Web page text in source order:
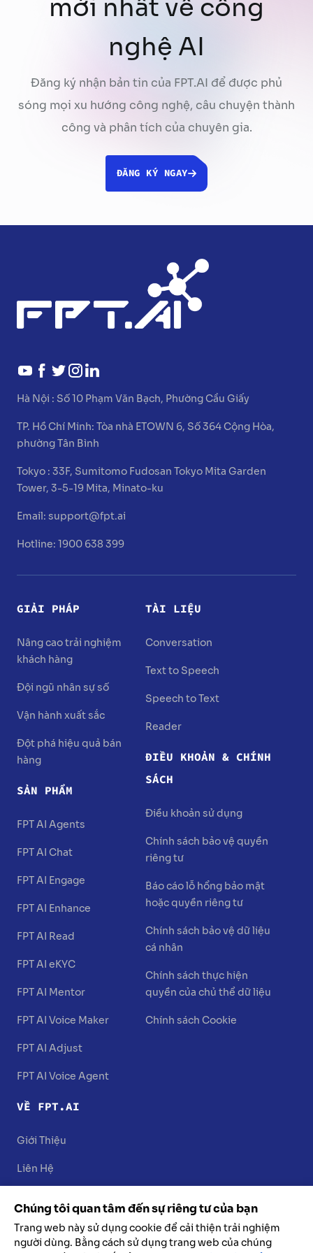
nghệ AI
Đăng ký nhận bản tin của FPT.AI để được phủ
sóng mọi xu hướng công nghệ, câu chuyện thành
công và phân tích của chuyên gia.
ĐĂNG KÝ NGAY
Hà Nội : Số 10 Phạm Văn Bạch, Phường Cầu Giấy
TP. Hồ Chí Minh:Tòa nhà ETOWN 6, Số 364 Cộng Hòa,
phường Tân Bình
Tokyo :33F, Sumitomo Fudosan Tokyo Mita Garden
Tower, 3-5-19 Mita, Minato-ku
Email:support@fpt.ai
Hotline: 1900 638 399
GIẢI PHÁP
Nâng cao trải nghiệm
khách hàng
Đội ngũ nhân sự số
Vận hành xuất sắc
Đột phá hiệu quả bán
hàng
SẢN PHẨM
FPT AI Agents
FPT AI Chat
FPT AI Engage
FPT AI Enhance
FPT AI Read
FPT AI eKYC
FPT AI Mentor
FPT AI Voice Maker
FPT AI Adjust
FPT AI Voice Agent
VỀ FPT.AI
Giới Thiệu
Liên Hệ
TÀI LIỆU
Conversation
Text to Speech
Speech to Text
Reader
ĐIỀU KHOẢN & CHÍNH
SÁCH
Điều khoản sử dụng
Chính sách bảo vệ quyền
riêng tư
Báo cáo lỗ hổng bảo mật
hoặc quyền riêng tư
Chính sách bảo vệ dữ liệu
cá nhân
Chính sách thực hiện
quyền của chủ thể dữ liệu
Chính sách Cookie
Chúng tôi quan tâm đến sự riêng tư của bạn
Trang web này sử dụng cookie để cải thiện trải nghiệm
người dùng. Bằng cách sử dụng trang web của chúng